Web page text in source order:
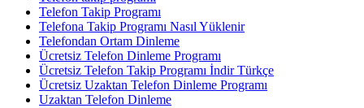
Telefon Takip Programı
Telefona Takip Programı Nasıl Yüklenir
Telefondan Ortam Dinleme
Ücretsiz Telefon Dinleme Programı
Ücretsiz Telefon Takip Programı İndir Türkçe
Ücretsiz Uzaktan Telefon Dinleme Programı
Uzaktan Telefon Dinleme